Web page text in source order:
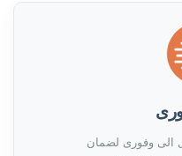
الى وفورى لضمان